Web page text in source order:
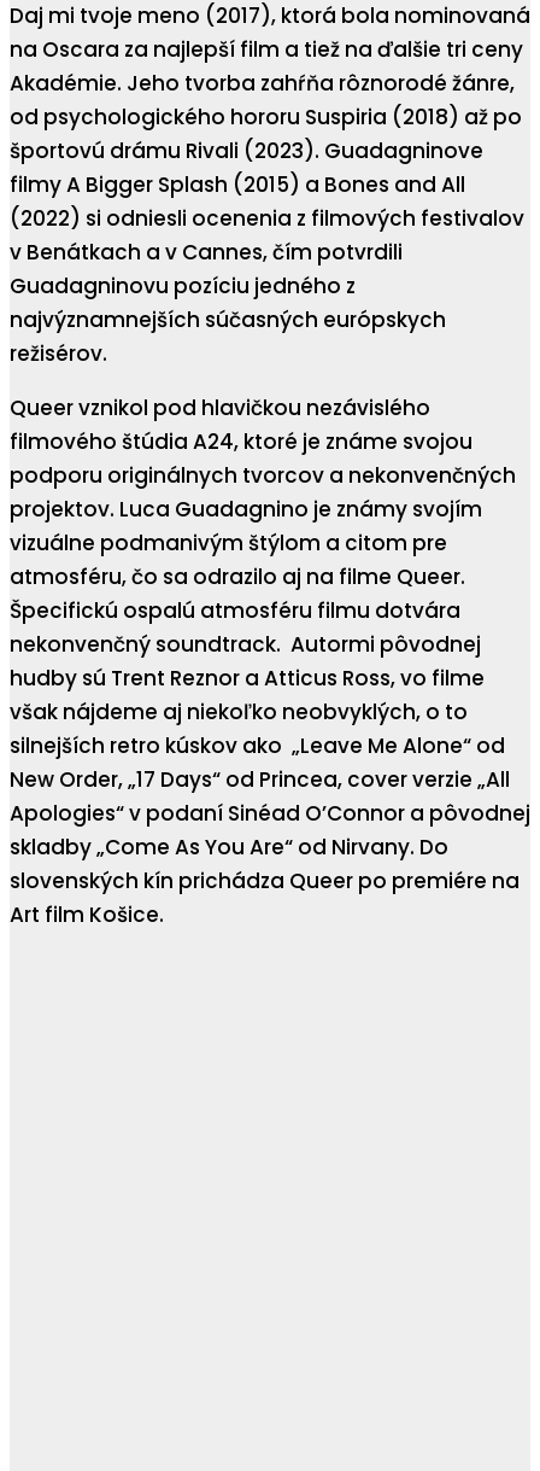
Daj mi tvoje meno (2017), ktorá bola nominovaná
na Oscara za najlepší film a tiež na ďalšie tri ceny
Akadémie. Jeho tvorba zahŕňa rôznorodé žánre,
od psychologického hororu Suspiria (2018) až po
športovú drámu Rivali (2023). Guadagninove
filmy A Bigger Splash (2015) a Bones and All
(2022) si odniesli ocenenia z filmových festivalov
v Benátkach a v Cannes, čím potvrdili
Guadagninovu pozíciu jedného z
najvýznamnejších súčasných európskych
režisérov.
Queer vznikol pod hlavičkou nezávislého
filmového štúdia A24, ktoré je známe svojou
podporu originálnych tvorcov a nekonvenčných
projektov. Luca Guadagnino je známy svojím
vizuálne podmanivým štýlom a citom pre
atmosféru, čo sa odrazilo aj na filme Queer.
Špecifickú ospalú atmosféru filmu dotvára
nekonvenčný soundtrack. Autormi pôvodnej
hudby sú Trent Reznor a Atticus Ross, vo filme
však nájdeme aj niekoľko neobvyklých, o to
silnejších retro kúskov ako „Leave Me Alone“ od
New Order, „17 Days“ od Princea, cover verzie „All
Apologies“ v podaní Sinéad O’Connor a pôvodnej
skladby „Come As You Are“ od Nirvany. Do
slovenských kín prichádza Queer po premiére na
Art film Košice.